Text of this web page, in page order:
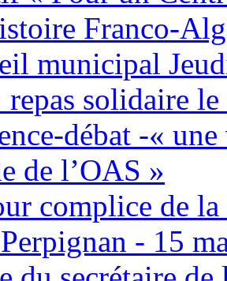
Franco-
municipal
repas solidaire
débat -«
de l’OAS »
complice de
- 15